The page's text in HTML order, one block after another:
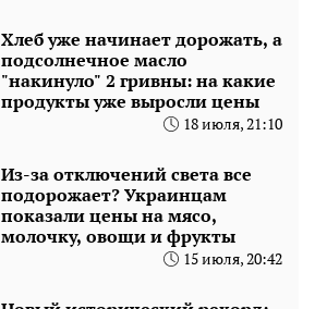
Хлеб уже начинает дорожать, а
подсолнечное масло
"накинуло" 2 гривны: на какие
продукты уже выросли цены
18 июля, 21:10
Из-за отключений света все
подорожает? Украинцам
показали цены на мясо,
молочку, овощи и фрукты
15 июля, 20:42